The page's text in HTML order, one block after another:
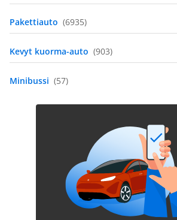
(6935)
(903)
(57)